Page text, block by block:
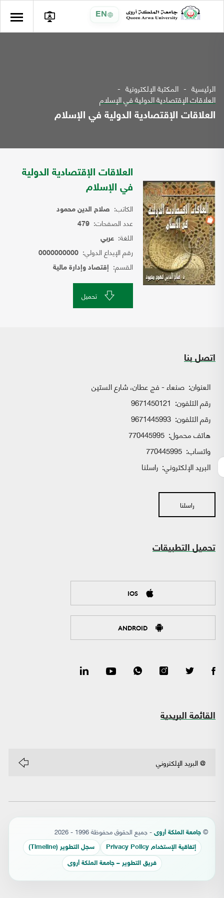
EN
الرئيسية المكتبة الإلكترونية
العلاقات الإقتصادية الدولية في الإسلام
العلاقات الإقتصادية الدولية في الإسلام
العلاقات الإقتصادية الدولية
في الإسلام
الكاتب: صلاح الدين محمود
عدد الصفحات: 479
اللغة: عربي
رقم الإيداع الدولي: 0000000000
القسم: إقتصاد وإدارة مالية
تحميل
اتصل بنا
العنوان: صنعاء - فج عطان، شارع الستين
رقم التلفون: 9671450121
رقم التلفون: 9671445993
هاتف محمول: 770445995
واتساب:
البريد الإلكتروني: راسلنا
راسلنا
تحميل التطبيقات
IOS
ANDROID
القائمة البريدية
© جامعة الملكة أروى - جميع الحقوق محفوظة 1996 - 2026
إتفاقية الإستخدام Privacy Policy سجل التطوير (Timeline)
فريق التطوير – جامعة الملكة أروى